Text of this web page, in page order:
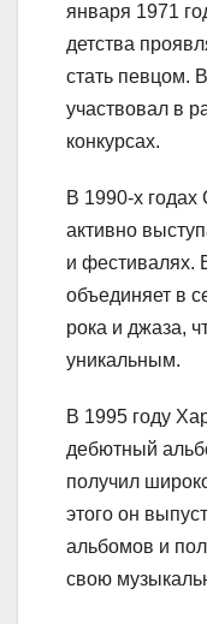
января 1971
детства
стать певцом.
участвовал в
конкурсах.
В 1990-х
активно
и фестивалях.
объединяет в
рока и джаза,
уникальным.
В 1995 году
дебютный
получил
этого он
альбомов и
свою